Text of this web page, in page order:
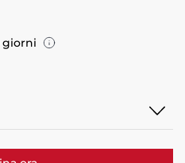
giorni